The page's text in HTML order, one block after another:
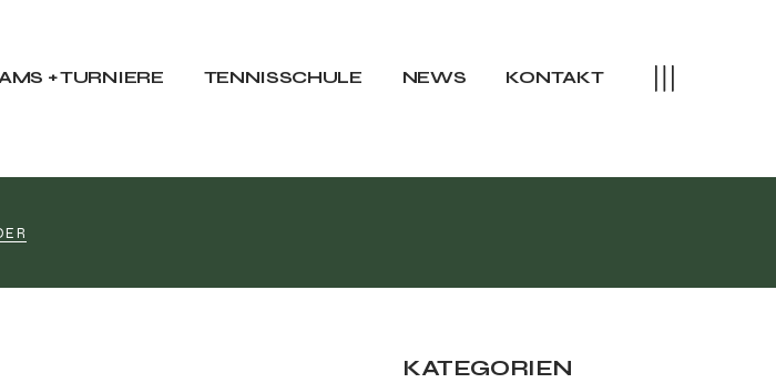
+ TURNIERE TENNISSCHULE
Tenniscamps
NEWS KONTAKT
Tennistraining Sommer
KATEGORIEN